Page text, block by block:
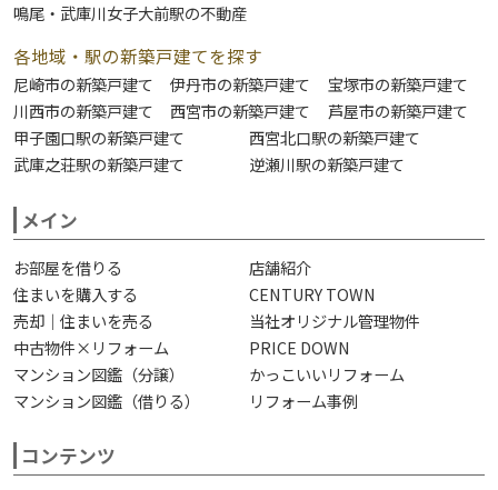
鳴尾・武庫川女子大前駅の不動産
各地域・駅の新築戸建てを探す
尼崎市の新築戸建て 伊丹市の新築戸建て
宝塚市の新築戸建て
川西市の新築戸建て
西宮市の新築戸建て
芦屋市の新築戸建て
甲子園口駅の新築戸建て
西宮北口駅の新築戸建て
武庫之荘駅の新築戸建て
逆瀬川駅の新築戸建て
メイン
お部屋を借りる
店舗紹介
住まいを購入する
CENTURY TOWN
売却｜住まいを売る
当社オリジナル管理物件
中古物件×リフォーム
PRICE DOWN
マンション図鑑（分譲）
かっこいいリフォーム
マンション図鑑（借りる）
リフォーム事例
コンテンツ